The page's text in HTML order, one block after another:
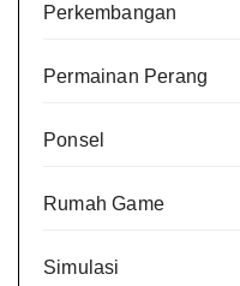
Perkembangan
Permainan Perang
Ponsel
Rumah Game
Simulasi